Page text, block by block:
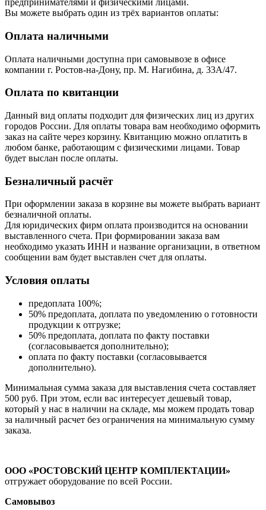
предпринимателями и физическими лицами.
Вы можете выбрать один из трёх вариантов оплаты:
Оплата наличными
Оплата наличными доступна при самовывозе в офисе
компании г. Ростов-на-Дону, пр. М. Нагибина, д. 33А/47.
Оплата по квитанции
Данный вид оплаты подходит для физических лиц из других
городов России. Для оплаты товара вам необходимо оформить
заказ на сайте через корзину. Квитанцию можно оплатить в
любом банке, работающим с физическими лицами. Товар
будет выслан после оплаты.
Безналичный расчёт
При оформлении заказа в корзине вы можете выбрать вариант
безналичной оплаты.
Для юридических фирм оплата производится на основании
выставленного счета. При формировании заказа вам
необходимо указать ИНН и название организации, в ответном
сообщении вам будет выставлен счет для оплаты.
Условия оплаты
предоплата 100%;
50% предоплата, доплата по уведомлению о готовности
продукции к отгрузке;
50% предоплата, доплата по факту поставки
(согласовывается дополнительно);
оплата по факту поставки (согласовывается
дополнительно).
Минимальная сумма заказа для выставления счета составляет
500 руб. При этом, если вас интересует дешевый товар,
который у нас в наличии на складе, мы можем продать товар
за наличный расчет без ограничения на минимальную сумму
заказа.
ООО «РОСТОВСКИЙ ЦЕНТР КОМПЛЕКТАЦИИ»
отгружает оборудование по всей России.
Самовывоз